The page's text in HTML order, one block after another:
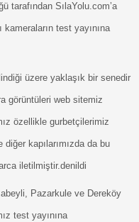
tarafından SılaYolu.com’a
kameraların test yayınına
üzere yaklaşık bir senedir
görüntüleri web sitemiz
özellikle gurbetçilerimiz
kapılarımızda da bu
iletilmiştir.denildi
Pazarkule ve Dereköy
test yayınına